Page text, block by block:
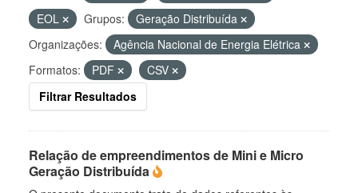
EOL
Grupos:
Geração Distribuída
Organizações:
Agência Nacional de Energia Elétrica
Formatos:
PDF
CSV
Filtrar Resultados
Relação de empreendimentos de Mini e Micro
Geração Distribuída